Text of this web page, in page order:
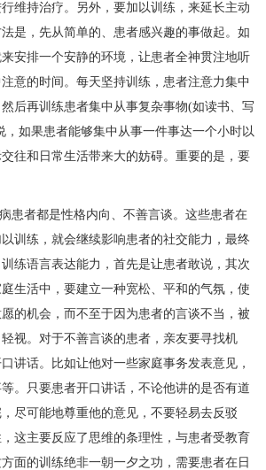
维持治疗。另外，要加以训练，来延长主动
是，先从简单的、患者感兴趣的事做起。如
安排一个安静的环境，让患者全神贯注地听
意的时间。每天坚持训练，患者注意力集中
后再训练患者集中从事复杂事物(如读书、写
，如果患者能够集中从事一件事达一个小时以
往和日常生活带来大的妨碍。重要的是，要
患者都是性格内向、不善言谈。这些患者在
训练，就会继续影响患者的社交能力，最终
练语言表达能力，首先是让患者敢说，其次
生活中，要建立一种宽松、平和的气氛，使
的机会，而不至于因为患者的言谈不当，被
视。对于不善言谈的患者，亲友要寻找机
讲话。比如让他对一些家庭事务发表意见，
。只要患者开口讲话，不论他讲的是否有道
尽可能地尊重他的意见，不要轻易去反驳
这主要反应了思维的条理性，与患者受教育
面的训练绝非一朝一夕之功，需要患者在日